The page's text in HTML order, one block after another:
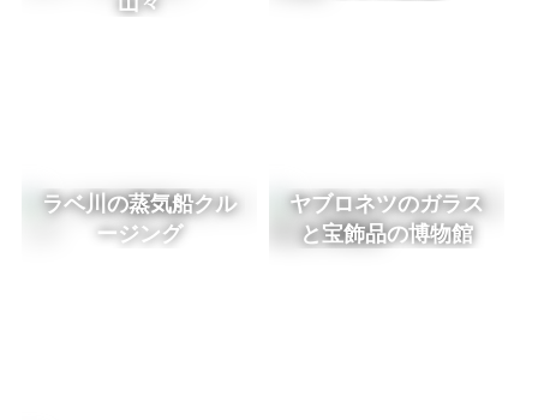
ラベ川の蒸気船クル
ージング
ヤブロネツのガラス
と宝飾品の博物館